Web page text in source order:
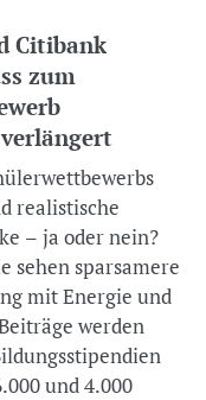
Citibank
zum
realistische
– ja oder nein?
sehen sparsamere
mit Energie und
werden
und 4.000